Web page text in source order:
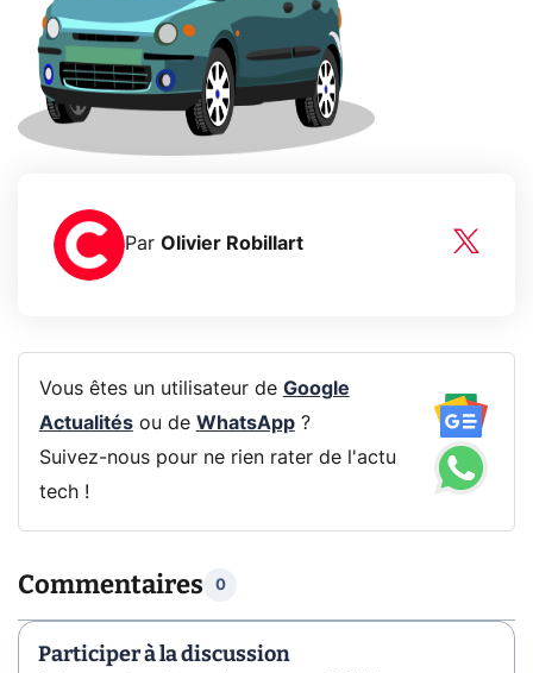
Par Olivier Robillart
Vous êtes un utilisateur de Google
Actualitésou de WhatsApp?
Suivez-nous pour ne rien rater de l'actu
tech !
Commentaires 0
Participer à la discussion